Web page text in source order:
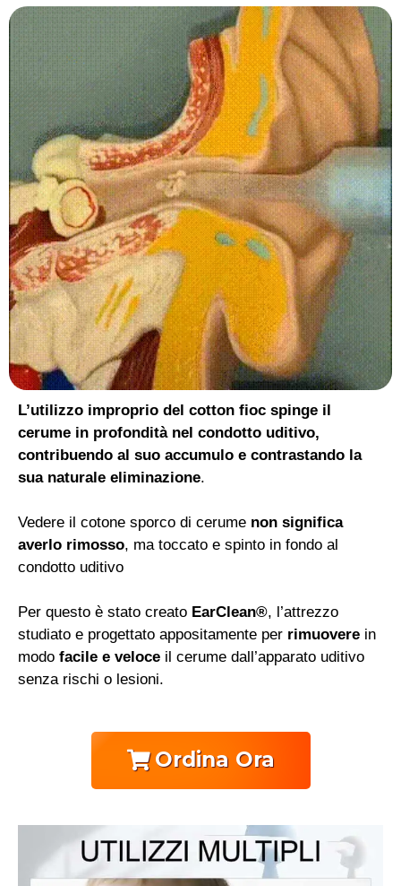
L’utilizzo improprio del cotton fioc spinge il
cerume in profondità nel condotto uditivo,
contribuendo al suo accumulo e contrastando la
sua naturale eliminazione.
Vedere il cotone sporco di cerume non significa
averlo rimosso, ma toccato e spinto in fondo al
condotto uditivo
Per questo è stato creato EarClean®, l’attrezzo
studiato e progettato appositamente per rimuovere in
modo facile e veloce il cerume dall’apparato uditivo
senza rischi o lesioni.
Ordina Ora